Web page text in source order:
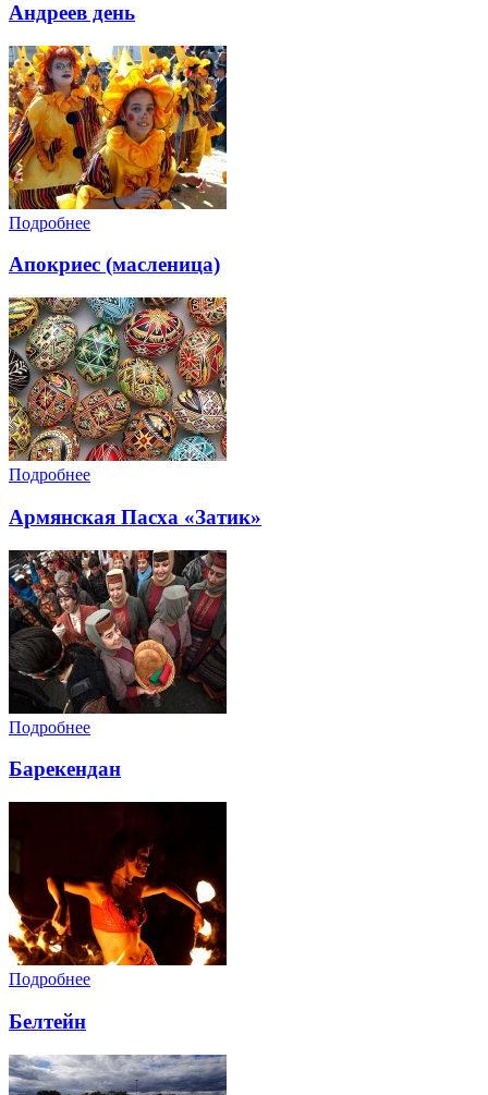
Андреев день
Подробнее
Апокриес (масленица)
Подробнее
Армянская Пасха «Затик»
Подробнее
Барекендан
Подробнее
Белтейн